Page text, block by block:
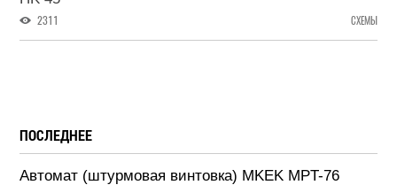
2311 СХЕМЫ
ПОСЛЕДНЕЕ
Автомат (штурмовая винтовка) MKEK MPT-76